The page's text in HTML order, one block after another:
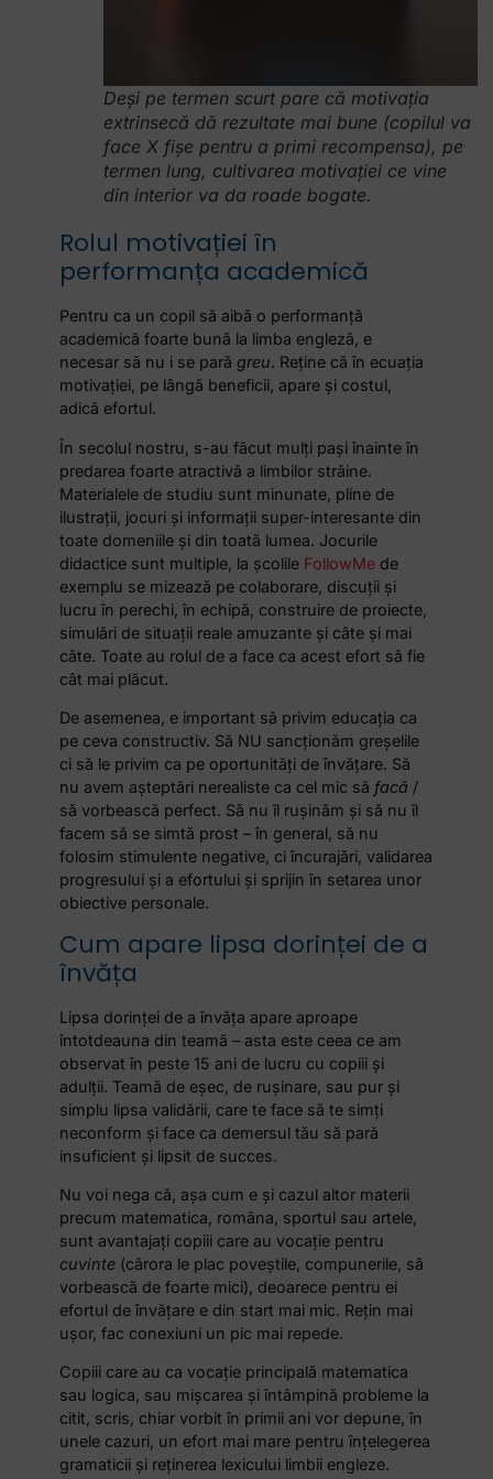
Deși pe termen scurt pare că motivația
extrinsecă dă rezultate mai bune (copilul va
face X fișe pentru a primi recompensa), pe
termen lung, cultivarea motivației ce vine
din interior va da roade bogate.
Rolul motivației în
performanța academică
Pentru ca un copil să aibă o performanță
academică foarte bună la limba engleză, e
necesar să nu i se pară greu. Reține că în ecuația
motivației, pe lângă beneficii, apare și costul,
adică efortul.
În secolul nostru, s-au făcut mulți pași înainte în
predarea foarte atractivă a limbilor străine.
Materialele de studiu sunt minunate, pline de
ilustrații, jocuri și informații super-interesante din
toate domeniile și din toată lumea. Jocurile
didactice sunt multiple, la școlile FollowMe de
exemplu se mizează pe colaborare, discuții și
lucru în perechi, în echipă, construire de proiecte,
simulări de situații reale amuzante și câte și mai
câte. Toate au rolul de a face ca acest efort să fie
cât mai plăcut.
De asemenea, e important să privim educația ca
pe ceva constructiv. Să NU sancționăm greșelile
ci să le privim ca pe oportunități de învățare. Să
nu avem așteptări nerealiste ca cel mic să facă /
să vorbească perfect. Să nu îl rușinăm și să nu îl
facem să se simtă prost – în general, să nu
folosim stimulente negative, ci încurajări, validarea
progresului și a efortului și sprijin în setarea unor
obiective personale.
Cum apare lipsa dorinței de a
învăța
Lipsa dorinței de a învăța apare aproape
întotdeauna din teamă – asta este ceea ce am
observat în peste 15 ani de lucru cu copiii și
adulții. Teamă de eșec, de rușinare, sau pur și
simplu lipsa validării, care te face să te simți
neconform și face ca demersul tău să pară
insuficient și lipsit de succes.
Nu voi nega că, așa cum e și cazul altor materii
precum matematica, româna, sportul sau artele,
sunt avantajați copiii care au vocație pentru
cuvinte (cărora le plac poveștile, compunerile, să
vorbească de foarte mici), deoarece pentru ei
efortul de învățare e din start mai mic. Rețin mai
ușor, fac conexiuni un pic mai repede.
Copiii care au ca vocație principală matematica
sau logica, sau mișcarea și întâmpină probleme la
citit, scris, chiar vorbit în primii ani vor depune, în
unele cazuri, un efort mai mare pentru înțelegerea
gramaticii și reținerea lexicului limbii engleze.